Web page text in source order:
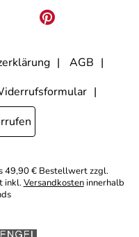
anklicke oder die
deaktiviere. Die
genommen.
AGB
49,90 € Bestellwert zzgl.
inkl.Versandkosteninnerhalb